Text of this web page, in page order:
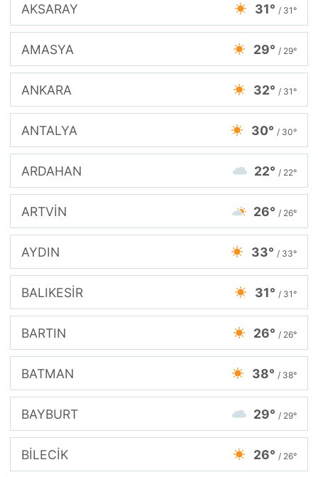
AKSARAY 31° / 31°
AMASYA 29° / 29°
ANKARA 32° / 31°
ANTALYA 30° / 30°
ARDAHAN 22° / 22°
ARTVİN 26° / 26°
AYDIN 33° / 33°
BALIKESİR 31° / 31°
BARTIN 26° / 26°
BATMAN 38° / 38°
BAYBURT 29° / 29°
BİLECİK 26° / 26°